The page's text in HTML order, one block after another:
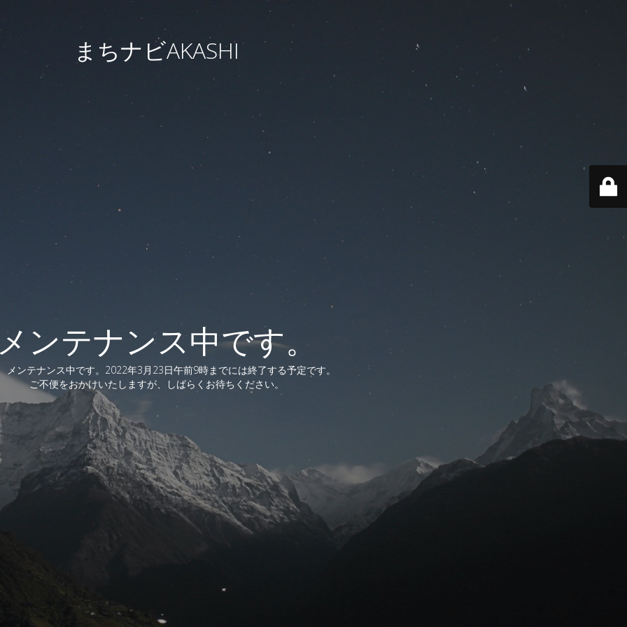
まちナビAKASHI
ンテナンス中です。
メンテナンス中です。2022年3月23日午前9時までには終了する予定です。
ご不便をおかけいたしますが、しばらくお待ちください。